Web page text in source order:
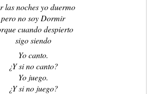
las noches yo duermo
pero no soy Dormir
cuando despierto
sigo siendo
Yo canto.
¿Y si no canto?
Yo juego.
¿Y si no juego?